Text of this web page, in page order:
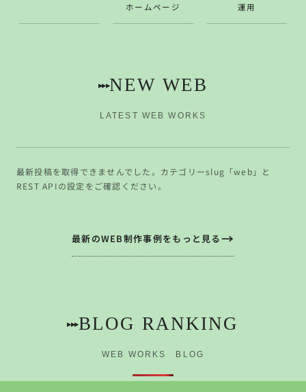
ホームページ
運用
▸▸▸NEW WEB
LATEST WEB WORKS
最新投稿を取得できませんでした。カテゴリーslug「web」と
REST APIの設定をご確認ください。
最新のWEB制作事例をもっと見る
▸▸▸BLOG RANKING
WEB WORKS BLOG